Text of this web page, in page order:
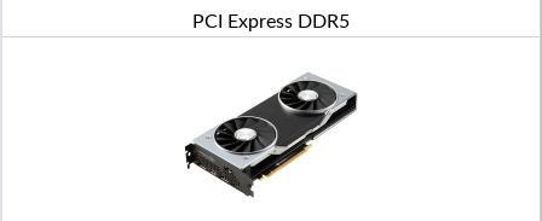
PCI Express DDR5